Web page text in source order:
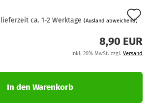
ca. 1-2 Werktage (Ausland abweichend)
8,90 EUR
inkl. 20% MwSt. zzgl. Versand
In den Warenkorb